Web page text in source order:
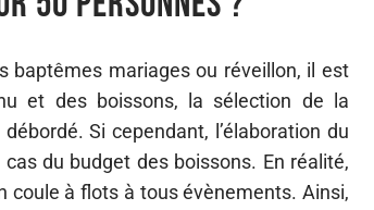
baptêmes mariages ou réveillon, il est
et des boissons, la sélection de la
Si cependant, l’élaboration du
du budget des boissons. En réalité,
coule à flots à tous évènements. Ainsi,